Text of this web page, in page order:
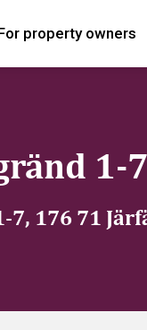
property owners
1-7
7, 176 71